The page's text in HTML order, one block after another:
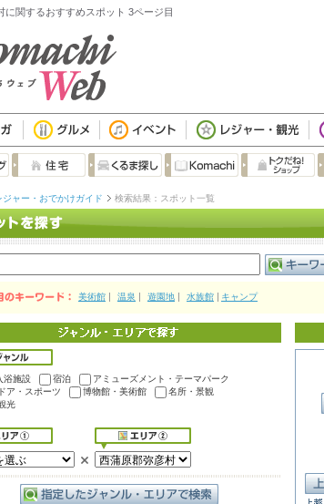
に関するおすすめスポット 3ページ目
ジャー・おでかけガイド 検索結果：スポット一覧
美術館 温泉 遊園地 水族館 キャンプ
浴施設 宿泊
アミューズメント・テーマパーク
ア・スポーツ
博物館・美術館
名所・景観
光